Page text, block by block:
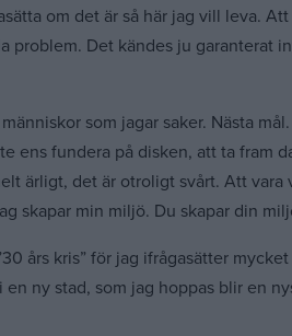
om det är så här jag vill leva.
problem. Det kändes ju garanterat
som jagar saker. Nästa
ens fundera på disken, att ta fram
ärligt, det är otroligt svårt. Att
skapar min miljö. Du skapar din
års kris” för jag ifrågasätter
ny stad, som jag hoppas blir en